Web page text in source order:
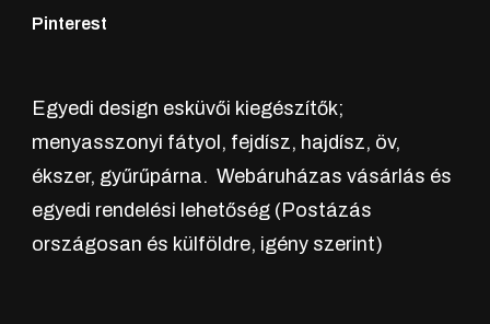
Pinterest
Egyedi design esküvői kiegészítők;
menyasszonyi fátyol, fejdísz, hajdísz, öv,
ékszer, gyűrűpárna. Webáruházas vásárlás és
egyedi rendelési lehetőség (Postázás
országosan és külföldre, igény szerint)